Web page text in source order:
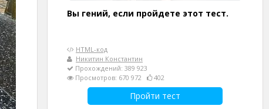
Вы гений, если пройдете этот тест.
HTML-код
Никитин Константин
Прохождений: 389 923
Просмотров: 670 972
402
Пройти тест